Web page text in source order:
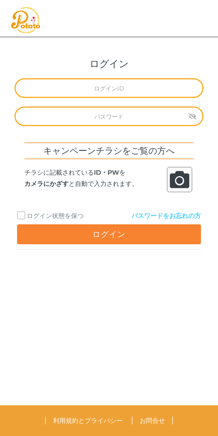
ログイン
キャンペーンチラシをご覧の方へ
チラシに記載されているID・PWを
カメラにかざすと自動で入力されます。
ログイン状態を保つ パスワードをお忘れの方
利用規約とプライバシー お問合せ